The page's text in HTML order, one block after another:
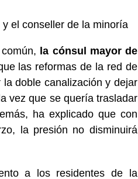
la cónsul mayor de
las reformas de la red de
doble canalización y dejar
vez que se quería trasladar
ha explicado que con
la presión no disminuirá
a los residentes de la